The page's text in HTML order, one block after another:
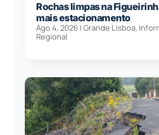
Rochas limpas na
mais estacionamento
Ago 4, 2026 |Grande Lisboa,
Regional